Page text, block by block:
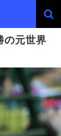
の元世界